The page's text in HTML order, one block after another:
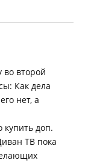
во второй
Как дела
нет, а
купить доп.
ТВ пока